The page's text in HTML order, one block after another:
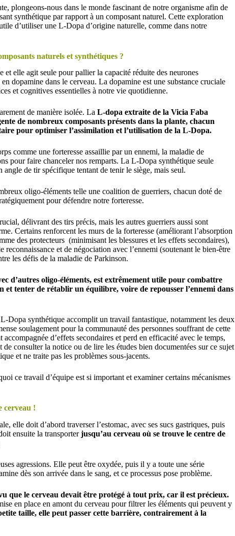
plongeons-nous dans le monde fascinant de notre organisme afin de
synthétique par rapport à un composant naturel. Cette exploration
d’utiliser une L-Dopa d’origine naturelle, comme dans notre
naturels et synthétiques ?
elle agit seule pour pallier la capacité réduite des neurones
dopamine dans le cerveau. La dopamine est une substance cruciale
et cognitives essentielles à notre vie quotidienne.
de manière isolée. LaL-dopa extraite de la Vicia Faba
de nombreux composants présents dans la plante, chacun
pour optimiser l’assimilation et l’utilisation de la L-Dopa.
comme une forteresse assaillie par un ennemi, la maladie de
pour faire chanceler nos remparts. La L-Dopa synthétique seule
de tir spécifique tentant de tenir le siège, mais seul.
oligo-éléments telle une coalition de guerriers, chacun doté de
pour défendre notre forteresse.
délivrant des tirs précis, mais les autres guerriers aussi sont
Certains renforcent les murs de la forteresse (améliorant l’absorption
des protecteurs (minimisant les blessures et les effets secondaires),
reconnaissance et de négociation avec l’ennemi (soutenant le bien-être
les défis de la maladie de Parkinson.
d’autres oligo-éléments, est extrêmement utile pour combattre
et tenter de rétablir un équilibre, voire de repousser l’ennemi dans
Dopa synthétique accomplit un travail fantastique, notamment les deux
soulagement pour la communauté des personnes souffrant de cette
d’effets secondaires et perd en efficacité avec le temps,
consulter la notice ou de lire les études bien documentées sur ce sujet
et ne traite pas les problèmes sous-jacents.
ce travail d’équipe est si important et examiner certains mécanismes
cerveau !
elle doit d’abord traverser l’estomac, avec ses sucs gastriques, puis
ensuite la transporterjusqu’au cerveau où se trouve le centre de
agressions. Elle peut être oxydée, puis il y a toute une série
dès son arrivée dans le sang, et ce processus pose problème.
que le cerveau devait être protégé à tout prix, car il est précieux.
en place en amont du cerveau pour filtrer les éléments qui peuvent y
taille, elle peut passer cette barrière, contrairement à la